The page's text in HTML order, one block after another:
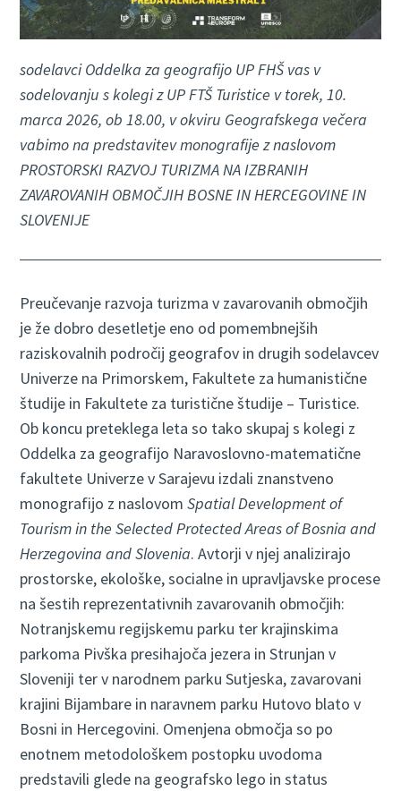
sodelavci Oddelka za geografijo UP FHŠ vas v
sodelovanju s kolegi z UP FTŠ Turistice v torek, 10.
marca 2026, ob 18.00, v okviru Geografskega večera
vabimo na predstavitev monografije z naslovom
PROSTORSKI RAZVOJ TURIZMA NA IZBRANIH
ZAVAROVANIH OBMOČJIH BOSNE IN HERCEGOVINE IN
SLOVENIJE
Preučevanje razvoja turizma v zavarovanih območjih
je že dobro desetletje eno od pomembnejših
raziskovalnih področij geografov in drugih sodelavcev
Univerze na Primorskem, Fakultete za humanistične
študije in Fakultete za turistične študije – Turistice.
Ob koncu preteklega leta so tako skupaj s kolegi z
Oddelka za geografijo Naravoslovno-matematične
fakultete Univerze v Sarajevu izdali znanstveno
monografijo z naslovomSpatial Development of
Tourism in the Selected Protected Areas of Bosnia and
Herzegovina and Slovenia. Avtorji v njej analizirajo
prostorske, ekološke, socialne in upravljavske procese
na šestih reprezentativnih zavarovanih območjih:
Notranjskemu regijskemu parku ter krajinskima
parkoma Pivška presihajoča jezera in Strunjan v
Sloveniji ter v narodnem parku Sutjeska, zavarovani
krajini Bijambare in naravnem parku Hutovo blato v
Bosni in Hercegovini. Omenjena območja so po
enotnem metodološkem postopku uvodoma
predstavili glede na geografsko lego in status